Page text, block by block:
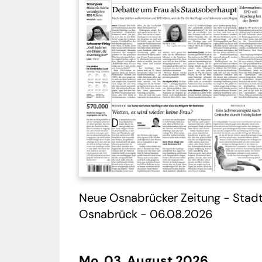
Neue Osnabrücker Zeitung - Stadt
Osnabrück - 06.08.2026